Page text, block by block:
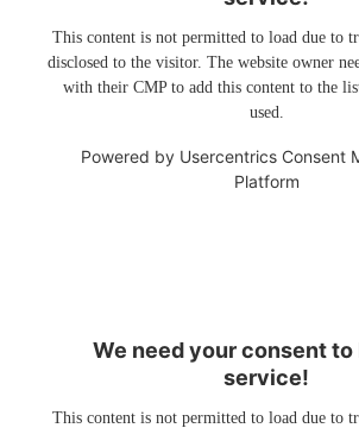
This content is not permitted to load due to
disclosed to the visitor. The website owner
with their CMP to add this content to the
used.
Powered by Usercentrics Consent
Platform
We need your consent to
service!
This content is not permitted to load due to